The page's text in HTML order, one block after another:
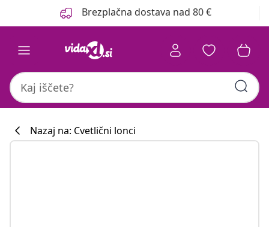
Brezplačna dostava nad 80 €
Nazaj na: Cvetlični lonci